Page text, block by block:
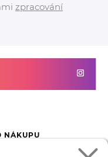
zpracování
NÁKUPU